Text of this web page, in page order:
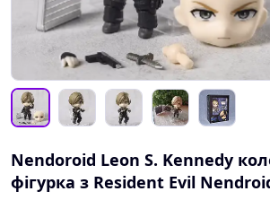
Nendoroid Leon S. Kennedy
фігурка з Resident Evil